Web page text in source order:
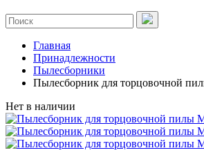
Главная
Принадлежности
Пылесборники
Пылесборник для торцовочной
Нет в наличии